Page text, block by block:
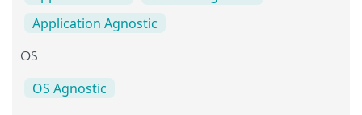
Application Agnostic
OS
OS Agnostic